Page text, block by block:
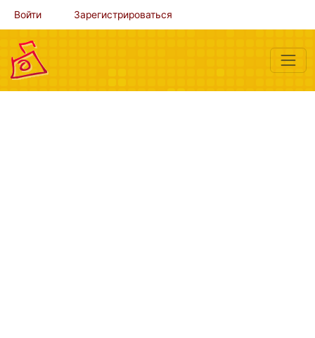
Войти Зарегистрироваться